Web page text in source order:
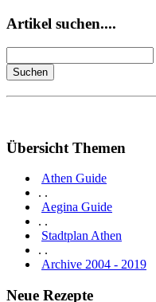
Artikel suchen....
Übersicht Themen
Athen Guide
. .
Aegina Guide
. .
Stadtplan Athen
. .
Archive 2004 - 2019
Neue Rezepte